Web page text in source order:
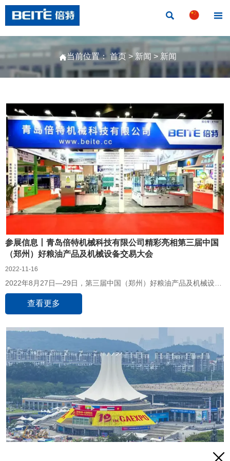
 
当前位置： 首页 >新闻 > 新闻
参展信息丨青岛倍特机械科技有限公司精彩亮相第三届中国
（郑州）好粮油产品及机械设备交易大会
2022-11-16
2022年8月27日—29日，第三届中国（郑州）好粮油产品及机械设备
交易大会在郑州国际会展中心顺利召开。青岛倍特机械科技有限公司
携旗下热销的两款全自给袋式包装机亮相此次展会，得到了与会领
导、企业以及客商的高度关注。
查看更多
